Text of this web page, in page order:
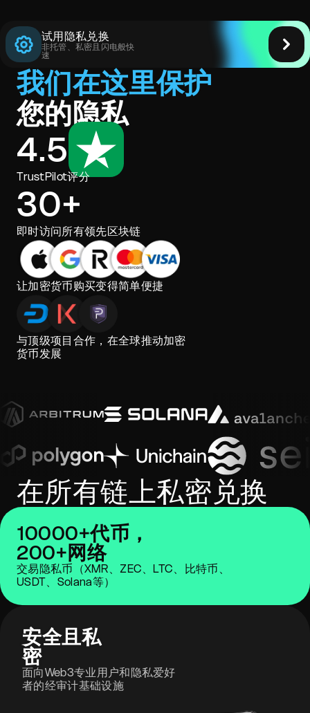
试用隐私兑换
非托管、私密且闪电般快
速
我们在这里保护
您的隐私
4.5
TrustPilot评分
30+
即时访问所有领先区块链
让加密货币购买变得简单便捷
与顶级项目合作，在全球推动加密
货币发展
在所有链上私密兑换
10000+代币，
200+网络
交易隐私币（XMR、ZEC、LTC、比特币、
USDT、Solana等）
安全且私
密
面向Web3专业用户和隐私爱好
者的经审计基础设施